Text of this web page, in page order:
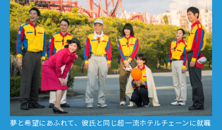
夢と希望にあふれて、彼氏と同じ超一流ホテルチェーンに就職